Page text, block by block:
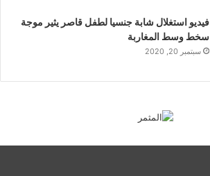
فيديو استغلال شابة جنسيا لطفل قاصر يثير موجة
سخط وسط المغاربة
سبتمبر 20, 2020